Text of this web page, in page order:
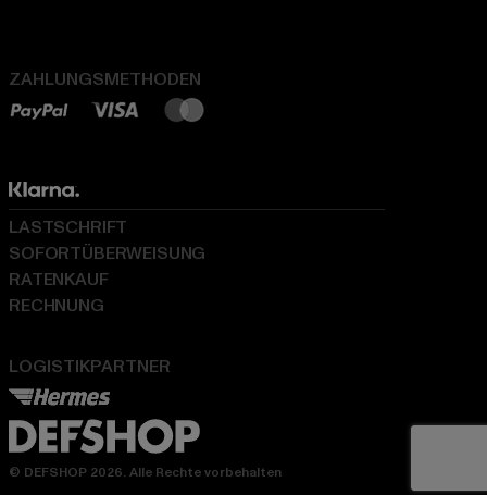
ZAHLUNGSMETHODEN
LOGISTIKPARTNER
LASTSCHRIFT
SOFORTÜBERWEISUNG
RATENKAUF
RECHNUNG
© DEFSHOP 2026. Alle Rechte vorbehalten